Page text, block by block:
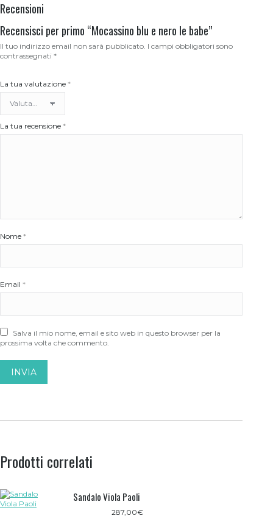
Recensioni
Recensisci per primo “Mocassino blu e nero le babe”
Il tuo indirizzo email non sarà pubblicato. I campi obbligatori sono
contrassegnati *
La tua valutazione *
La tua recensione *
Nome *
Email *
Salva il mio nome, email e sito web in questo browser per la
prossima volta che commento.
Prodotti correlati
Sandalo Viola Paoli
287,00€